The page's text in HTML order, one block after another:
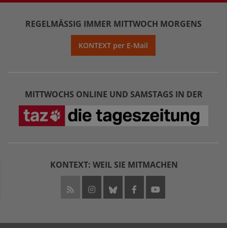
REGELMÄSSIG IMMER MITTWOCH MORGENS
KONTEXT per E-Mail
MITTWOCHS ONLINE UND SAMSTAGS IN DER
KONTEXT: WEIL SIE MITMACHEN